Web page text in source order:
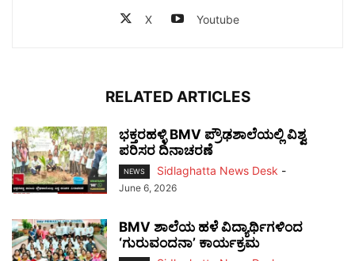
X Youtube
RELATED ARTICLES
ಭಕ್ತರಹಳ್ಳಿ BMV ಪ್ರೌಢಶಾಲೆಯಲ್ಲಿ ವಿಶ್ವ
ಪರಿಸರ ದಿನಾಚರಣೆ
NEWS Sidlaghatta News Desk -
June 6, 2026
BMV ಶಾಲೆಯ ಹಳೆ ವಿದ್ಯಾರ್ಥಿಗಳಿಂದ
‘ಗುರುವಂದನಾ’ ಕಾರ್ಯಕ್ರಮ